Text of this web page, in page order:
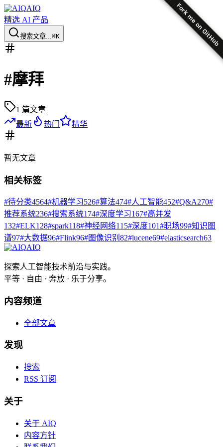
Fork me on GitHub
AIQ
精选 AI 产品
搜索文章...⌘K
#摩拜
1 篇文章
最新
热门 精华
暂无文章
相关标签
#待分类4564#机器学习526#算法474#人工智能452#Q&A270#
推荐系统236#搜索系统174#深度学习167#高并发
132#ELK128#spark118#神经网络115#深度101#职场99#知识图
谱97#大数据96#Flink96#图像识别 82#lucene69#elasticsearch63
AIQ
探索人工智能技术前沿与实践。
平等 · 自由 · 奔放 · 乐于分享。
内容频道
全部文章
发现
搜索
RSS 订阅
关于
关于 AIQ
内容方针